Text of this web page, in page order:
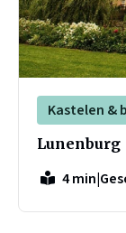
Kastelen &
Lunenburg
4 min|